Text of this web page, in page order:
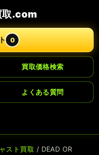
取.com
0
買取価格検索
よくある質問
スト買取 / DEAD OR